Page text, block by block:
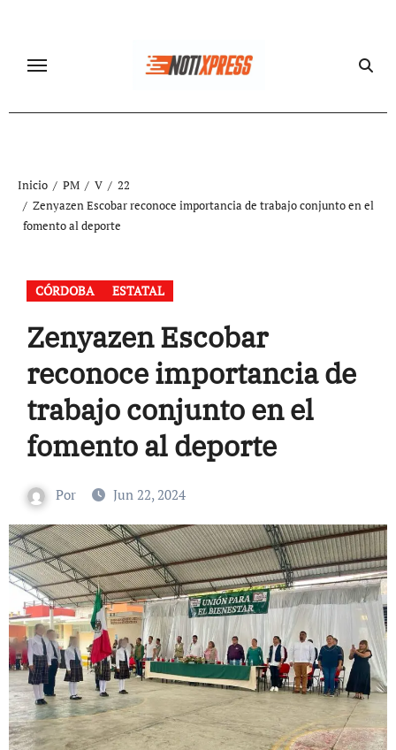
contenido
Inicio PM V
22
Zenyazen Escobar reconoce importancia de trabajo conjunto en el
fomento al deporte
CÓRDOBA ESTATAL
Zenyazen Escobar
reconoce importancia de
trabajo conjunto en el
fomento al deporte
Por Jun 22, 2024